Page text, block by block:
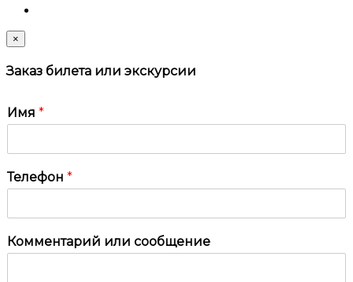
×
Заказ билета или экскурсии
Имя *
Телефон *
Комментарий или сообщение